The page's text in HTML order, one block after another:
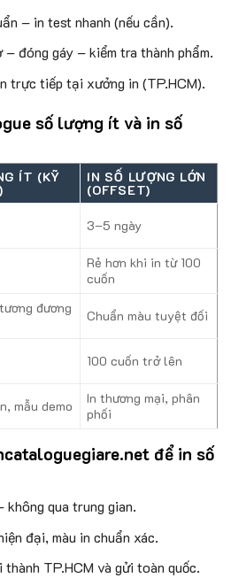
– in test nhanh (nếu cần).
đóng gáy – kiểm tra thành phẩm.
trực tiếp tại xưởng in (TP.HCM).
số lượng ít và in số
ÍT (KỸ IN SỐ LƯỢNG LỚN
(OFFSET)
3–5 ngày
Rẻ hơn khi in từ 100
cuốn
đương
Chuẩn màu tuyệt đối
100 cuốn trở lên
mẫu demo
In thương mại, phân
phối
để in số
qua trung gian.
đại, màu in chuẩn xác.
thành TP.HCM và gửi toàn quốc.